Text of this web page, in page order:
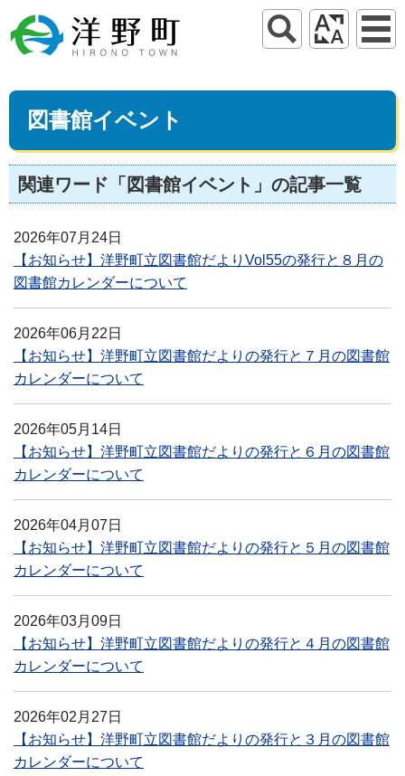
図書館イベント
関連ワード「図書館イベント」の記事一覧
2026年07月24日
【お知らせ】洋野町立図書館だよりVol55の発行と８月の
図書館カレンダーについて
2026年06月22日
【お知らせ】洋野町立図書館だよりの発行と７月の図書館
カレンダーについて
2026年05月14日
【お知らせ】洋野町立図書館だよりの発行と６月の図書館
カレンダーについて
2026年04月07日
【お知らせ】洋野町立図書館だよりの発行と５月の図書館
カレンダーについて
2026年03月09日
【お知らせ】洋野町立図書館だよりの発行と４月の図書館
カレンダーについて
2026年02月27日
【お知らせ】洋野町立図書館だよりの発行と３月の図書館
カレンダーについて